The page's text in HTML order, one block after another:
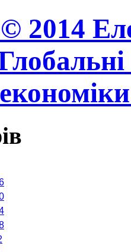
2014